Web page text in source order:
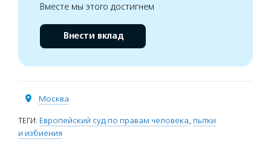
Вместе мы этого достигнем
Внести вклад
Москва
ТЕГИ: Европейский суд по правам человека, пытки
и избиения